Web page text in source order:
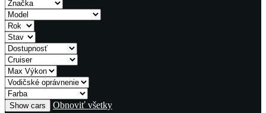
Obnoviť všetky